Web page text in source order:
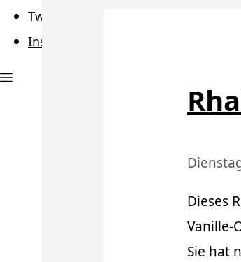
Twitter
Instagram
Dieses
Vanille-
Sie hat